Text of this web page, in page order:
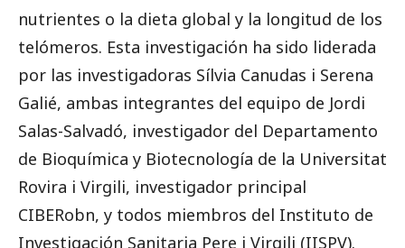
nutrientes o la dieta global y la longitud de los
telómeros. Esta investigación ha sido liderada
por las investigadoras Sílvia Canudas i Serena
Galié, ambas integrantes del equipo de Jordi
Salas-Salvadó, investigador del Departamento
de Bioquímica y Biotecnología de la Universitat
Rovira i Virgili, investigador principal
CIBERobn, y todos miembros del Instituto de
Investigación Sanitaria Pere i Virgili (IISPV).